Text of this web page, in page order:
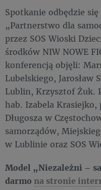
Spotkanie odbędzie
„Partnerstwo dla
przez SOS Wioski
środków NIW NOWE
konferencją objęli:
Lubelskiego, Jarosław
Lublin, Krzysztof Żuk.
hab. Izabela
Długosza w
samorządów,
w Lublinie oraz SOS
Model „Niezależni –
darmo na stronie